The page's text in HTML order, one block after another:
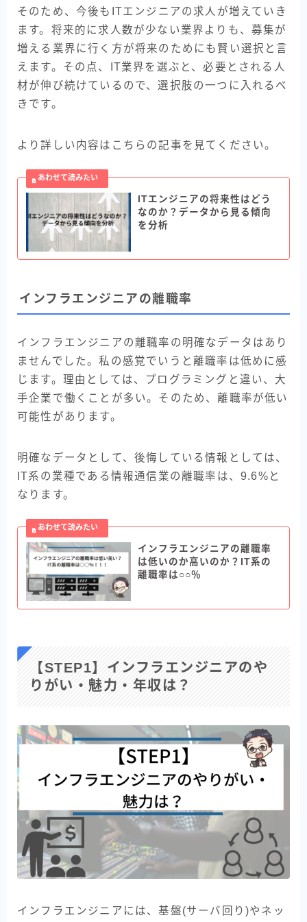
そのため、今後もITエンジニアの求人が増えていき
ます。将来的に求人数が少ない業界よりも、募集が
増える業界に行く方が将来のためにも賢い選択と言
えます。その点、IT業界を選ぶと、必要とされる人
材が伸び続けているので、選択肢の一つに入れるべ
きです。
より詳しい内容はこちらの記事を見てください。
ITエンジニアの将来性はどう
なのか？データから見る傾向
を分析
インフラエンジニアの離職率
インフラエンジニアの離職率の明確なデータはあり
ませんでした。私の感覚でいうと離職率は低めに感
じます。理由としては、プログラミングと違い、大
手企業で働くことが多い。そのため、離職率が低い
可能性があります。
明確なデータとして、後悔している情報としては、
IT系の業種である情報通信業の離職率は、9.6%と
なります。
インフラエンジニアの離職率
は低いのか高いのか？IT系の
離職率は○○％
【STEP1】インフラエンジニアのや
りがい・魅力・年収は？
インフラエンジニアには、基盤(サーバ回り)やネッ